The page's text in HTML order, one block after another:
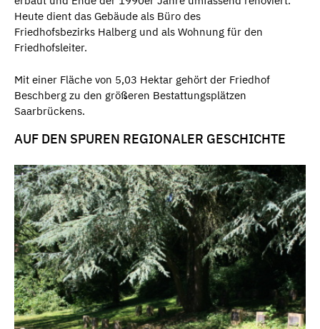
Heute dient das Gebäude als Büro des
Friedhofsbezirks Halberg und als Wohnung für den
Friedhofsleiter.
Mit einer Fläche von 5,03 Hektar gehört der Friedhof
Beschberg zu den größeren Bestattungsplätzen
Saarbrückens.
AUF DEN SPUREN REGIONALER GESCHICHTE